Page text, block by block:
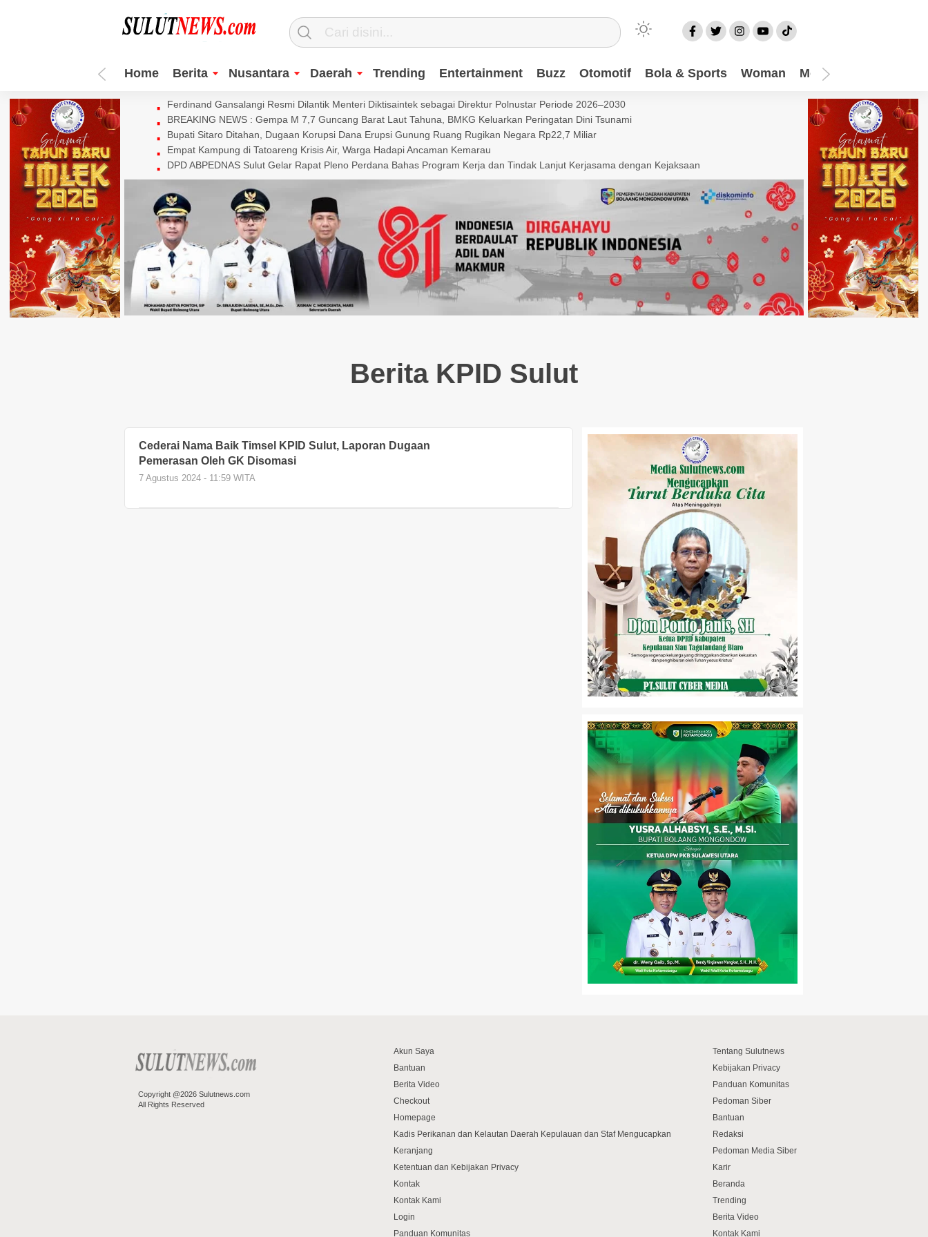
Home Berita Nusantara Daerah Trending Entertainment Buzz Otomotif Bola & Sports Woman Mom
Ferdinand Gansalangi Resmi Dilantik Menteri Diktisaintek sebagai Direktur Polnustar Periode 2026–2030
BREAKING NEWS : Gempa M 7,7 Guncang Barat Laut Tahuna, BMKG Keluarkan Peringatan Dini Tsunami
Bupati Sitaro Ditahan, Dugaan Korupsi Dana Erupsi Gunung Ruang Rugikan Negara Rp22,7 Miliar
Empat Kampung di Tatoareng Krisis Air, Warga Hadapi Ancaman Kemarau
DPD ABPEDNAS Sulut Gelar Rapat Pleno Perdana Bahas Program Kerja dan Tindak Lanjut Kerjasama dengan Kejaksaan
Berita KPID Sulut
Cederai Nama Baik Timsel KPID Sulut, Laporan Dugaan
Pemerasan Oleh GK Disomasi
7 Agustus 2024 - 11:59 WITA
Copyright @2026 Sulutnews.com
All Rights Reserved
Akun Saya
Bantuan
Berita Video
Checkout
Homepage
Kadis Perikanan dan Kelautan Daerah Kepulauan dan Staf Mengucapkan
Keranjang
Ketentuan dan Kebijakan Privacy
Kontak
Kontak Kami
Login
Panduan Komunitas
Tentang Sulutnews
Kebijakan Privacy
Panduan Komunitas
Pedoman Siber
Bantuan
Redaksi
Pedoman Media Siber
Karir
Beranda
Trending
Berita Video
Kontak Kami